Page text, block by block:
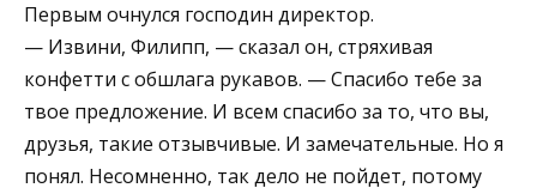
Первым очнулся господин директор.
— Извини, Филипп, — сказал он, стряхивая
конфетти с обшлага рукавов. — Спасибо тебе за
твое предложение. И всем спасибо за то, что вы,
друзья, такие отзывчивые. И замечательные. Но я
понял. Несомненно, так дело не пойдет, потому